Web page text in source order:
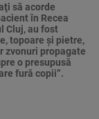
să acorde
în Recea
Cluj, au fost
topoare şi pietre,
zvonuri propagate
o presupusă
fură copii”.